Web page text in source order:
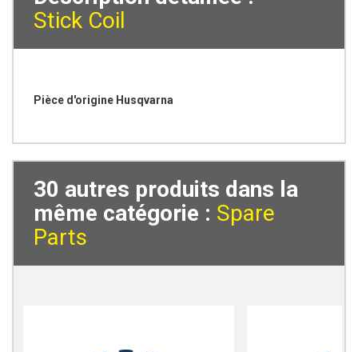
Stick Coil
Pièce d'origine Husqvarna
30 autres produits dans la
même catégorie : Spare
Parts